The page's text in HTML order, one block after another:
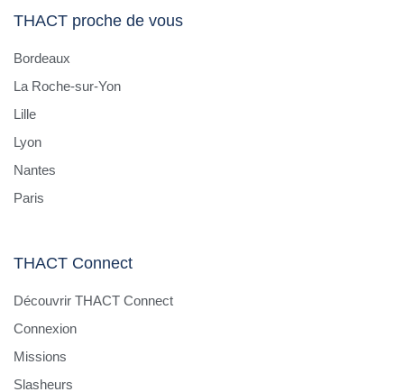
THACT proche de vous
Bordeaux
La Roche-sur-Yon
Lille
Lyon
Nantes
Paris
THACT Connect
Découvrir THACT Connect
Connexion
Missions
Slasheurs